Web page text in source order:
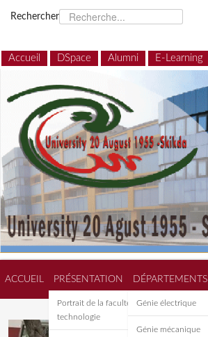
Rechercher
Accueil DSpace Alumni E-Learning
ACCUEIL PRÉSENTATION
Portrait de la faculté de
technologie
DÉPARTEMENTS
Génie électrique
Génie mécanique